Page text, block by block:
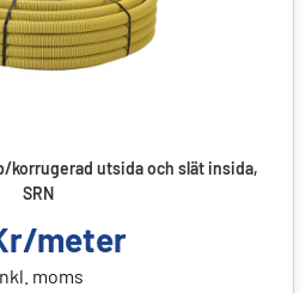
korrugerad utsida och slät insida,
SRN
meter
moms